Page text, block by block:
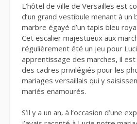
L’hôtel de ville de Versailles est
d’un grand vestibule menant à un
marbre égayé d’un tapis bleu
Cet escalier majestueux aux
régulièrement été un jeu pour
apprentissage des marches, il est
des cadres privilégiés pour les
mariages versaillais qui y
mariés enamourés.
S’il y a un an, à l’occasion d’une